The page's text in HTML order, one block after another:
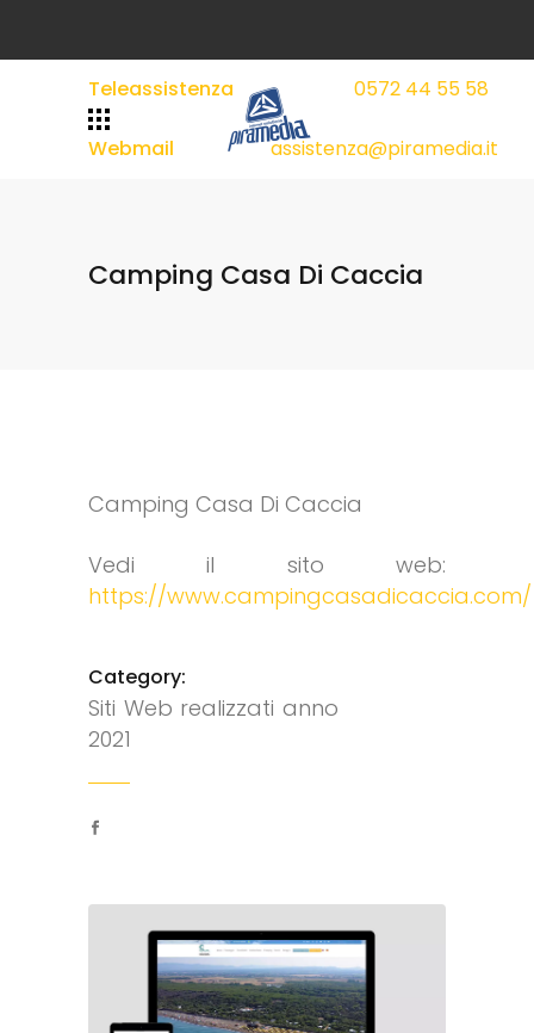
Teleassistenza
Webmail
0572 44 55 58
assistenza@piramedia.it
Camping Casa Di Caccia
Camping Casa Di Caccia
Vedi il sito web:
https://www.campingcasadicaccia.com/
Category:
Siti Web realizzati anno
2021